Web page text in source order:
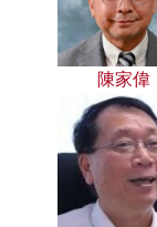
陳家偉